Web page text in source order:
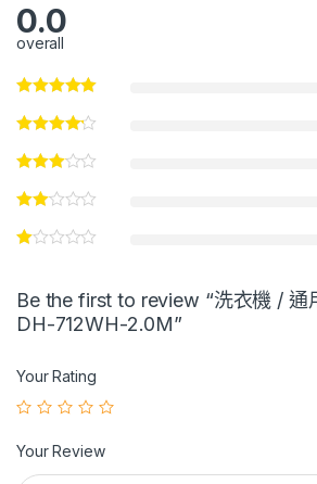
0.0
overall
Be the first to review “洗衣機 / 通
DH-712WH-2.0M”
Your Rating
Your Review